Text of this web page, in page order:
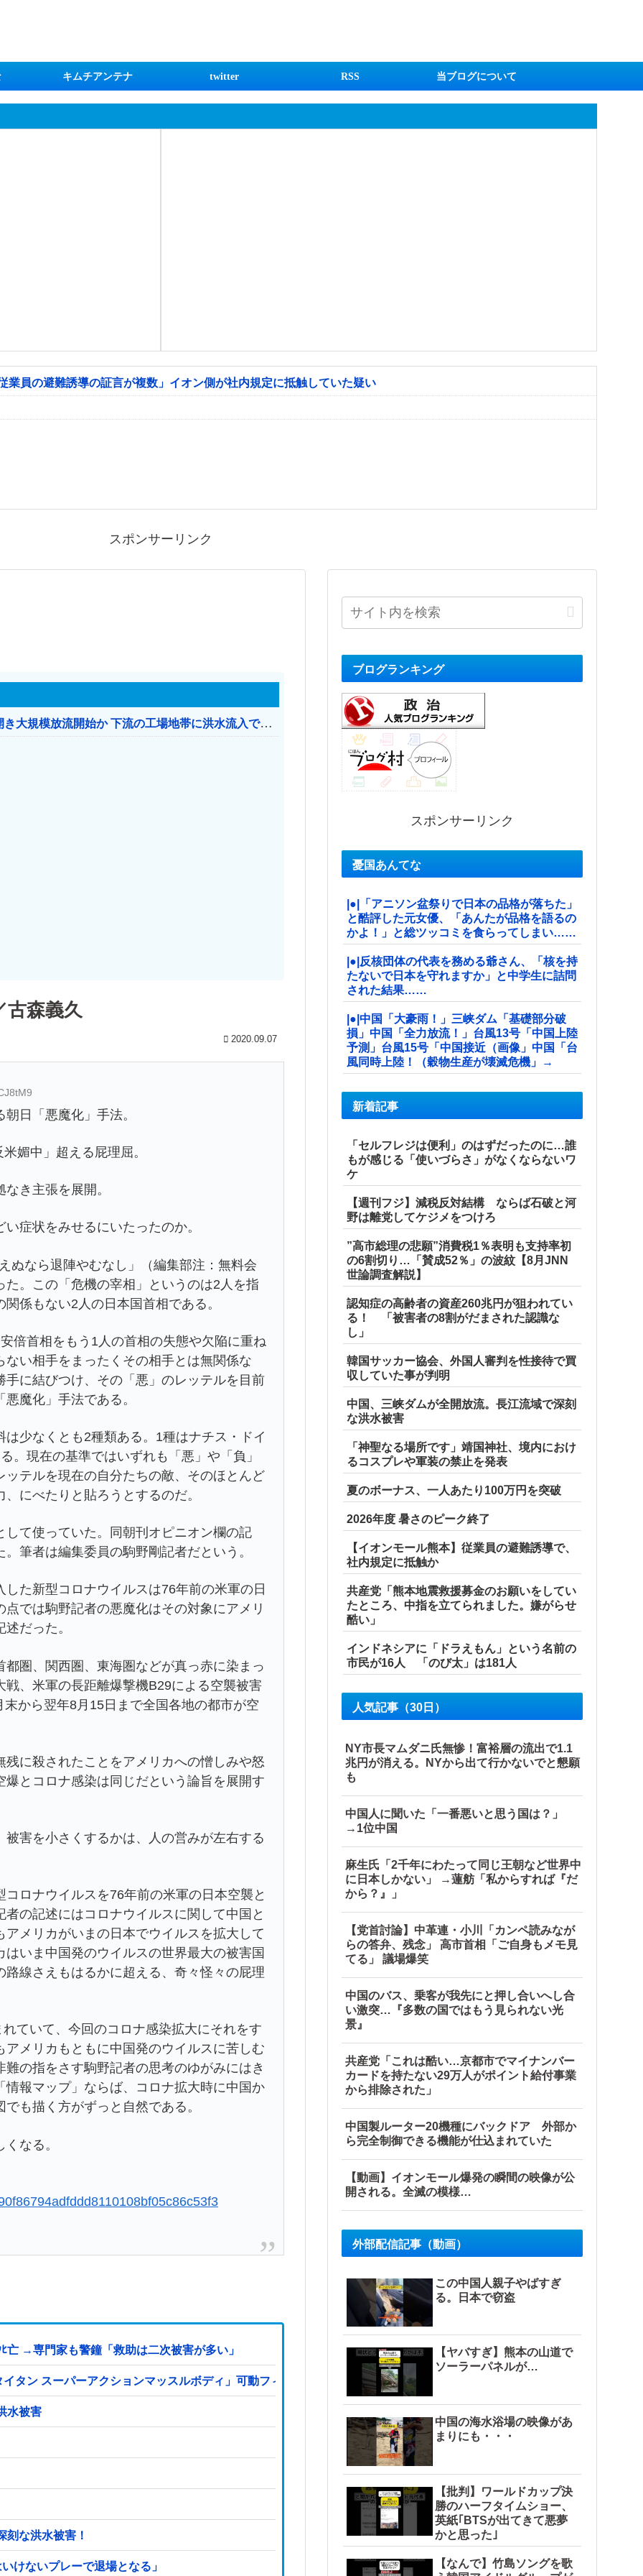
キムチアンテナ twitter RSS 当ブログについて
業員の避難誘導の証言が複数」イオン側が社内規定に抵触していた疑い
スポンサーリンク
【おわった】 三峡ダム、豪雨で13基の水門を開き大規模放流開始か 下流の工場地帯に洪水流入で崩壊はじまる
森義久
2020.09.07
日「悪魔化」手法。
媚中」超える屁理屈。
き主張を展開。
症状をみせるにいたったのか。
ぬなら退陣やむなし」（編集部注：無料会
。この「危機の宰相」というのは2人を指
係もない2人の日本国首相である。
倍首相をもう1人の首相の失態や欠陥に重ね
い相手をまったくその相手とは無関係な
に結びつけ、その「悪」のレッテルを目前
魔化」手法である。
少なくとも2種類ある。1種はナチス・ドイ
。現在の基準ではいずれも「悪」や「負」
テルを現在の自分たちの敵、そのほとんど
にべたりと貼ろうとするのだ。
て使っていた。同朝刊オピニオン欄の記
筆者は編集委員の駒野剛記者だという。
た新型コロナウイルスは76年前の米軍の日
では駒野記者の悪魔化はその対象にアメリ
だった。
圏、関西圏、東海圏などが真っ赤に染まっ
、米軍の長距離爆撃機B29による空襲被害
から翌年8月15日まで全国各地の都市が空
に殺されたことをアメリカへの憎しみや怒
とコロナ感染は同じだという論旨を展開す
害を小さくするかは、人の営みが左右する
ロナウイルスを76年前の米軍の日本空襲と
の記述にはコロナウイルスに関して中国と
メリカがいまの日本でウイルスを拡大して
いま中国発のウイルスの世界最大の被害国
線さえもはるかに超える、奇々怪々の屁理
ていて、今回のコロナ感染拡大にそれをす
メリカもともに中国発のウイルスに苦しむ
の指をさす駒野記者の思考のゆがみにはき
報マップ」ならば、コロナ拡大時に中国か
も描く方がずっと自然である。
なる。
→専門家も警鐘「救助は二次被害が多い」
タン スーパーアクションマッスルボディ」可動フィギュア各種【予約開始】
水被害
な洪水被害！
けないプレーで退場となる」
ブログランキング
スポンサーリンク
憂国あんてな
|●|「アニソン盆祭りで日本の品格が落ちた」
と酷評した元女優、「あんたが品格を語るの
かよ！」と総ツッコミを食らってしまい……
|●|反核団体の代表を務める爺さん、「核を持
たないで日本を守れますか」と中学生に詰問
された結果……
|●|中国「大豪雨！」三峡ダム「基礎部分破
損」中国「全力放流！」台風13号「中国上陸
予測」台風15号「中国接近（画像」中国「台
風同時上陸！（穀物生産が壊滅危機」→
新着記事
「セルフレジは便利」のはずだったのに…誰
もが感じる「使いづらさ」がなくならないワ
ケ
【週刊フジ】減税反対結構 ならば石破と河
野は離党してケジメをつけろ
”高市総理の悲願”消費税1％表明も支持率初
の6割切り…「賛成52％」の波紋【8月JNN
世論調査解説】
認知症の高齢者の資産260兆円が狙われてい
る！ 「被害者の8割がだまされた認識な
し」
韓国サッカー協会、外国人審判を性接待で買
収していた事が判明
中国、三峡ダムが全開放流。長江流域で深刻
な洪水被害
「神聖なる場所です」靖国神社、境内におけ
るコスプレや軍装の禁止を発表
夏のボーナス、一人あたり100万円を突破
2026年度 暑さのピーク終了
【イオンモール熊本】従業員の避難誘導で、
社内規定に抵触か
共産党「熊本地震救援募金のお願いをしてい
たところ、中指を立てられました。嫌がらせ
酷い」
インドネシアに「ドラえもん」という名前の
市民が16人 「のび太」は181人
人気記事（30日）
NY市長マムダニ氏無惨！富裕層の流出で1.1
兆円が消える。NYから出て行かないでと懇願
も
中国人に聞いた「一番悪いと思う国は？」
→1位中国
麻生氏「2千年にわたって同じ王朝など世界中
に日本しかない」 →蓮舫「私からすれば『だ
から？』」
【党首討論】中革連・小川「カンペ読みなが
らの答弁、残念」 高市首相「ご自身もメモ見
てる」 議場爆笑
中国のバス、乗客が我先にと押し合いへし合
い激突…『多数の国ではもう見られない光
景』
共産党「これは酷い…京都市でマイナンバー
カードを持たない29万人がポイント給付事業
から排除された」
中国製ルーター20機種にバックドア 外部か
ら完全制御できる機能が仕込まれていた
【動画】イオンモール爆発の瞬間の映像が公
開される。全滅の模様…
外部配信記事（動画）
この中国人親子やばすぎ
る。日本で窃盗
【ヤバすぎ】熊本の山道で
ソーラーパネルが…
中国の海水浴場の映像があ
まりにも・・・
【批判】ワールドカップ決
勝のハーフタイムショー、
英紙｢BTSが出てきて悪夢
かと思った｣
【なんで】竹島ソングを歌